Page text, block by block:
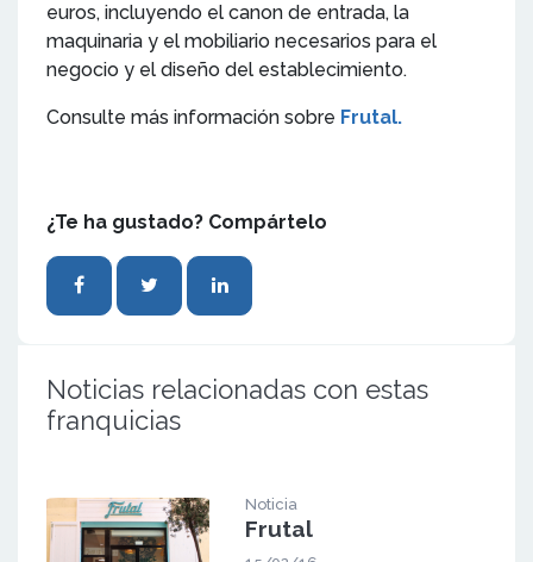
euros, incluyendo el canon de entrada, la
maquinaria y el mobiliario necesarios para el
negocio y el diseño del establecimiento.
Consulte más información sobre Frutal.
¿Te ha gustado? Compártelo
Noticias relacionadas con estas
franquicias
Noticia
Frutal